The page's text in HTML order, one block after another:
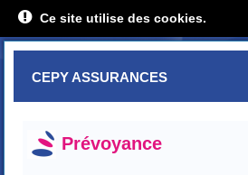
Ce site utilise des cookies.
CEPY ASSURANCES
Prévoyance